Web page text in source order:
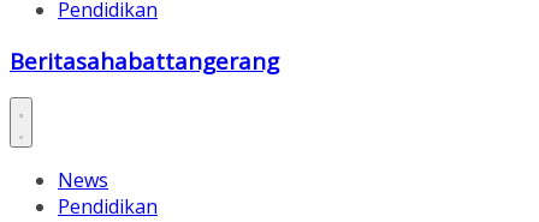
Pendidikan
Beritasahabattangerang
News
Pendidikan